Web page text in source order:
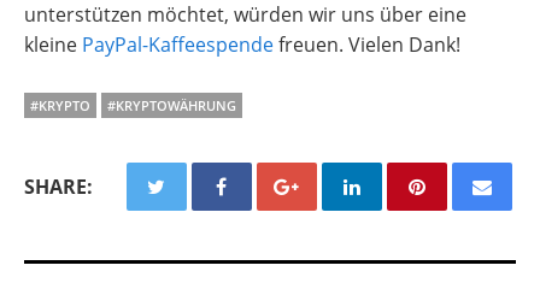
unterstützen möchtet, würden wir uns über eine
kleine PayPal-Kaffeespendefreuen. Vielen Dank!
#KRYPTO #KRYPTOWÄHRUNG
SHARE: